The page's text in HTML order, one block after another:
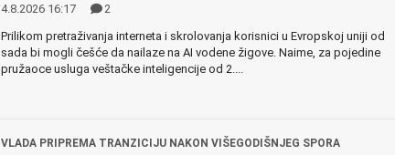
4.8.2026 16:17
2
Prilikom pretraživanja interneta i skrolovanja korisnici u Evropskoj uniji od
sada bi mogli češće da nailaze na AI vodene žigove. Naime, za pojedine
pružaoce usluga veštačke inteligencije od 2....
VLADA PRIPREMA TRANZICIJU NAKON VIŠEGODIŠNJEG SPORA